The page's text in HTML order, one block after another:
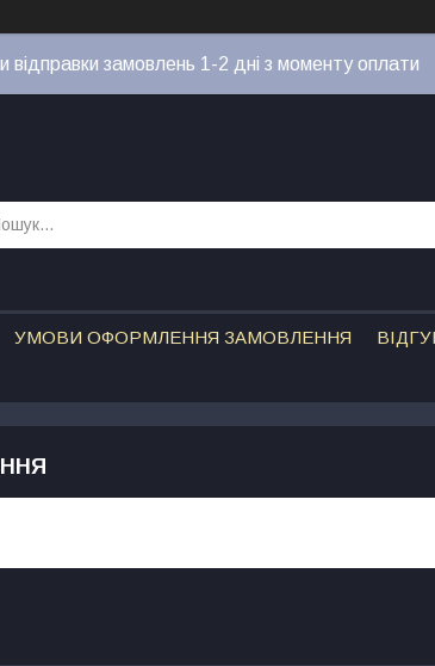
відправки замовлень 1-2 дні з моменту оплати
УМОВИ ОФОРМЛЕННЯ ЗАМОВЛЕННЯ